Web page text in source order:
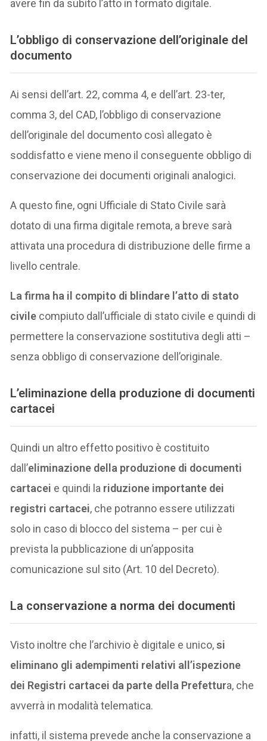
avere fin da subito l’atto in formato digitale.
L’obbligo di conservazione dell’originale del
documento
Ai sensi dell’art. 22, comma 4, e dell’art. 23-ter,
comma 3, del CAD, l’obbligo di conservazione
dell’originale del documento così allegato è
soddisfatto e viene meno il conseguente obbligo di
conservazione dei documenti originali analogici.
A questo fine, ogni Ufficiale di Stato Civile sarà
dotato di una firma digitale remota, a breve sarà
attivata una procedura di distribuzione delle firme a
livello centrale.
La firma ha il compito di blindare l’atto di stato
civile compiuto dall’ufficiale di stato civile e quindi di
permettere la conservazione sostitutiva degli atti –
senza obbligo di conservazione dell’originale.
L’eliminazione della produzione di documenti
cartacei
Quindi un altro effetto positivo è costituito
dall’eliminazione della produzione di documenti
cartacei e quindi la riduzione importante dei
registri cartacei, che potranno essere utilizzati
solo in caso di blocco del sistema – per cui è
prevista la pubblicazione di un’apposita
comunicazione sul sito (Art. 10 del Decreto).
La conservazione a norma dei documenti
Visto inoltre che l’archivio è digitale e unico,si
eliminano gli adempimenti relativi all’ispezione
dei Registri cartacei da parte della Prefettura, che
avverrà in modalità telematica.
infatti, il sistema prevede anche la conservazione a